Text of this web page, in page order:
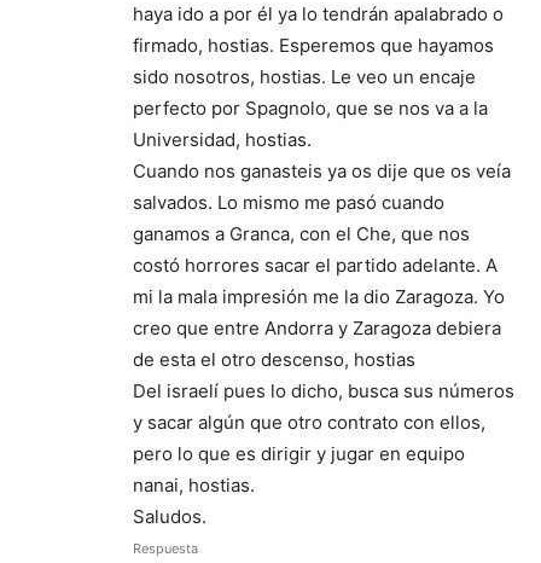
haya ido a por él ya lo tendrán apalabrado o
firmado, hostias. Esperemos que hayamos
sido nosotros, hostias. Le veo un encaje
perfecto por Spagnolo, que se nos va a la
Universidad, hostias.
Cuando nos ganasteis ya os dije que os veía
salvados. Lo mismo me pasó cuando
ganamos a Granca, con el Che, que nos
costó horrores sacar el partido adelante. A
mi la mala impresión me la dio Zaragoza. Yo
creo que entre Andorra y Zaragoza debiera
de esta el otro descenso, hostias
Del israelí pues lo dicho, busca sus números
y sacar algún que otro contrato con ellos,
pero lo que es dirigir y jugar en equipo
nanai, hostias.
Saludos.
Respuesta